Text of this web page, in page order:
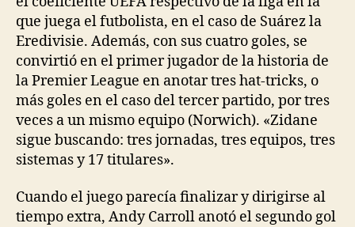
que juega el futbolista, en el caso de Suárez la
Eredivisie. Además, con sus cuatro goles, se
convirtió en el primer jugador de la historia de
la Premier League en anotar tres hat-tricks, o
más goles en el caso del tercer partido, por tres
veces a un mismo equipo (Norwich). «Zidane
sigue buscando: tres jornadas, tres equipos, tres
sistemas y 17 titulares».
Cuando el juego parecía finalizar y dirigirse al
tiempo extra, Andy Carroll anotó el segundo gol